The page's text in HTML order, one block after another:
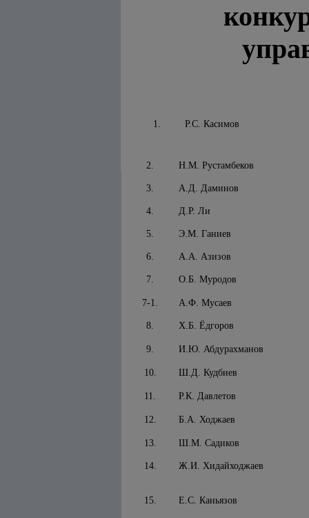
1. Р.С. Касимов
2. Н.М. Рустамбеков
3. А.Д. Даминов
4. Д.Р. Ли
5. Э.М. Ганиев
6. А.А. Азизов
7. О.Б. Муродов
7-1. А.Ф. Мусаев
8. Х.Б. Ёдгоров
9. И.Ю. Абдурахманов
10. Ш.Д. Кудбиев
11. Р.К. Давлетов
12. Б.А. Ходжаев
13. Ш.М. Садиков
14. Ж.И. Хидайходжаев
15. Е.С. Каньязов